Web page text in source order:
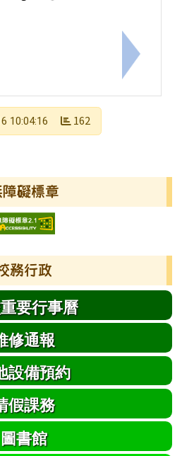
小學學生成績評量補充規定下一筆：
10:04:16 162
礙標章
務行政
要行事曆
修通報
設備預約
假課務
圖書館